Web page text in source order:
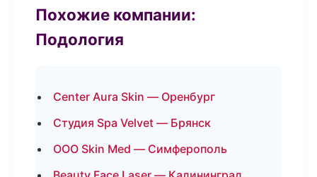
Похожие компании:
Подология
Center Aura Skin — Оренбург
Студия Spa Velvet — Брянск
ООО Skin Med — Симферополь